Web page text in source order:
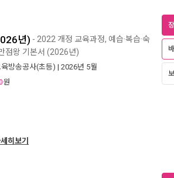
년) - 2022 개정 교육과정, 예습·복습·숙
점왕 기본서 (2026년)
방송공사(초등) | 2026년 5월
원
히보기